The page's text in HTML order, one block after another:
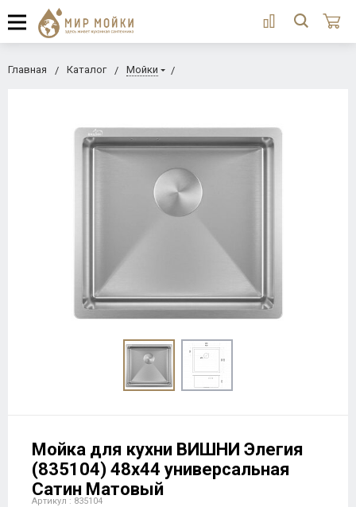
Главная Каталог Мойки
Мойка для кухни ВИШНИ Элегия
(835104) 48х44 универсальная
Сатин Матовый
Артикул : 835104